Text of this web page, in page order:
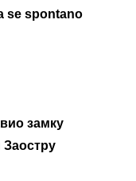
se spontano
замку